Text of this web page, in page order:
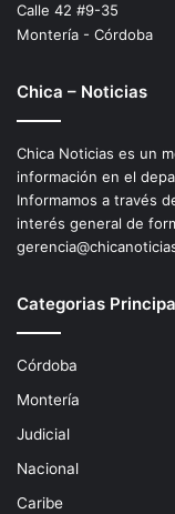
Calle 42 #9-35
Montería - Córdoba
Chica – Noticias
Chica Noticias es un
información en el
Informamos a través
interés general de
Categorias
Córdoba
Montería
Judicial
Nacional
Caribe